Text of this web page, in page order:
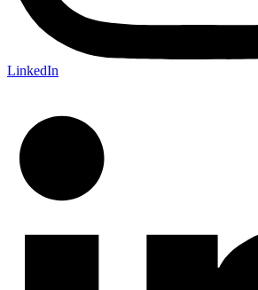
LinkedIn